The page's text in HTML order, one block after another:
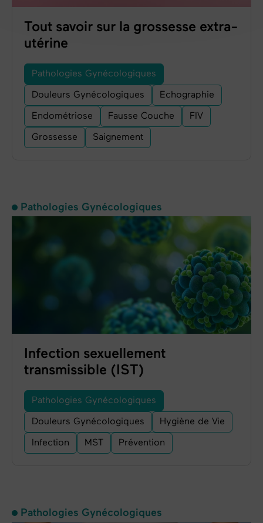
Tout savoir sur la grossesse extra-
utérine
Pathologies Gynécologiques
Douleurs Gynécologiques Echographie
Endométriose Fausse Couche FIV
Grossesse Saignement
Pathologies Gynécologiques
Infection sexuellement
transmissible (IST)
Pathologies Gynécologiques
Douleurs Gynécologiques Hygiène de Vie
Infection MST Prévention
Pathologies Gynécologiques